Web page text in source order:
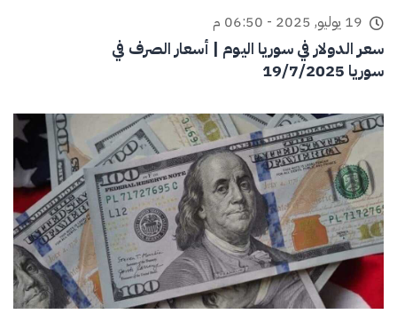
19 يوليو, 2025 - 06:50 م
سعر الدولار في سوريا اليوم | أسعار الصرف في
سوريا 19/7/2025